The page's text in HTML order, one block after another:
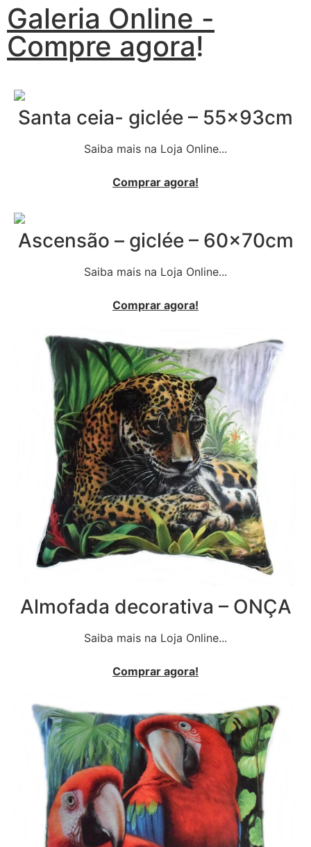
Galeria Online -
Compre agora!
Santa ceia- giclée – 55x93cm
Saiba mais na Loja Online...
Comprar agora!
Ascensão – giclée – 60x70cm
Saiba mais na Loja Online...
Comprar agora!
Almofada decorativa – ONÇA
Saiba mais na Loja Online...
Comprar agora!